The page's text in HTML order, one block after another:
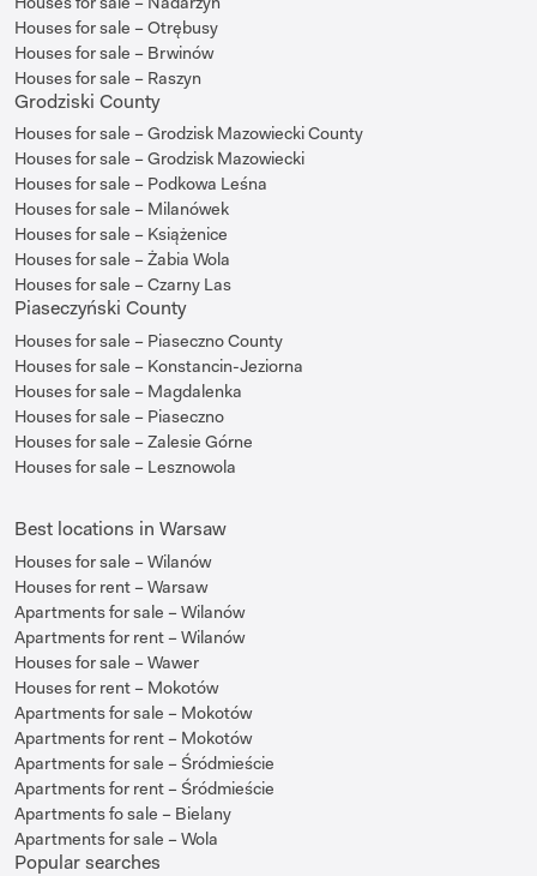
Houses for sale – Otrębusy
Houses for sale – Brwinów
Houses for sale – Raszyn
Grodziski County
Houses for sale – Grodzisk Mazowiecki County
Houses for sale – Grodzisk Mazowiecki
Houses for sale – Podkowa Leśna
Houses for sale – Milanówek
Houses for sale – Książenice
Houses for sale – Żabia Wola
Houses for sale – Czarny Las
Piaseczyński County
Houses for sale – Piaseczno County
Houses for sale – Konstancin-Jeziorna
Houses for sale – Magdalenka
Houses for sale – Piaseczno
Houses for sale – Zalesie Górne
Houses for sale – Lesznowola
Best locations in Warsaw
Houses for sale – Wilanów
Houses for rent – Warsaw
Apartments for sale – Wilanów
Apartments for rent – Wilanów
Houses for sale – Wawer
Houses for rent – Mokotów
Apartments for sale – Mokotów
Apartments for rent – Mokotów
Apartments for sale – Śródmieście
Apartments for rent – Śródmieście
Apartments fo sale – Bielany
Apartments for sale – Wola
Popular searches